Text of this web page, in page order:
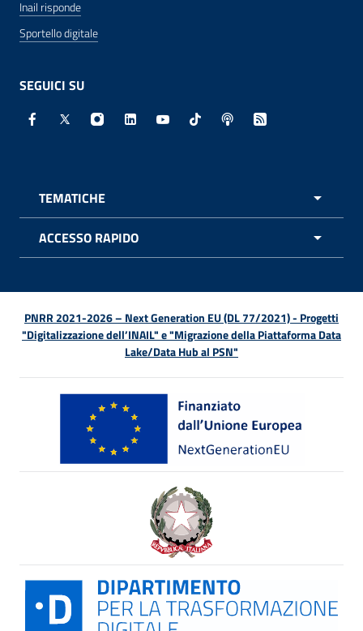
Inail risponde
Sportello digitale
SEGUICI SU
Facebook - Sito esterno - Apertura in nuova finestra
X - Sito esterno - Apertura in nuova finestra
Instagram - Sito esterno - Apertura in
Linkedin - Sito esterno - Apertura in
Youtube - Sito esterno -
TikTok - Sito esterno -
Spreaker - Sito
Feed RSS -
TEMATICHE
ACCESSO RAPIDO
PNRR 2021-2026 – Next Generation EU (DL 77/2021) - Progetti
"Digitalizzazione dell’INAIL" e "Migrazione della Piattaforma Data
Lake/Data Hub al PSN"